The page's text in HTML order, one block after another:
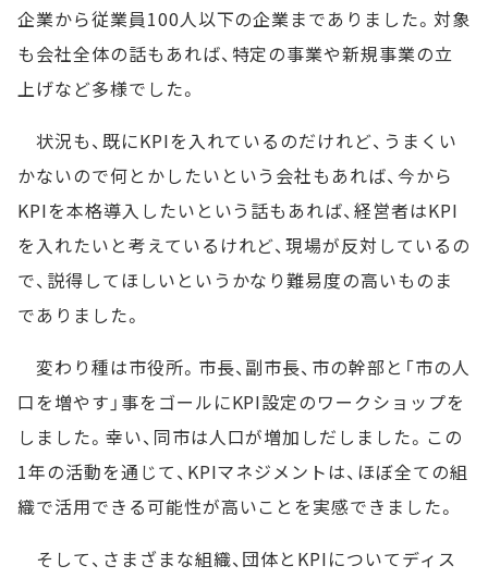
企業から従業員100人以下の企業までありました。対象
も会社全体の話もあれば、特定の事業や新規事業の立
上げなど多様でした。
状況も、既にKPIを入れているのだけれど、うまくい
かないので何とかしたいという会社もあれば、今から
KPIを本格導入したいという話もあれば、経営者はKPI
を入れたいと考えているけれど、現場が反対しているの
で、説得してほしいというかなり難易度の高いものま
でありました。
変わり種は市役所。市長、副市長、市の幹部と「市の人
口を増やす」事をゴールにKPI設定のワークショップを
しました。幸い、同市は人口が増加しだしました。この
1年の活動を通じて、KPIマネジメントは、ほぼ全ての組
織で活用できる可能性が高いことを実感できました。
そして、さまざまな組織、団体とKPIについてディス